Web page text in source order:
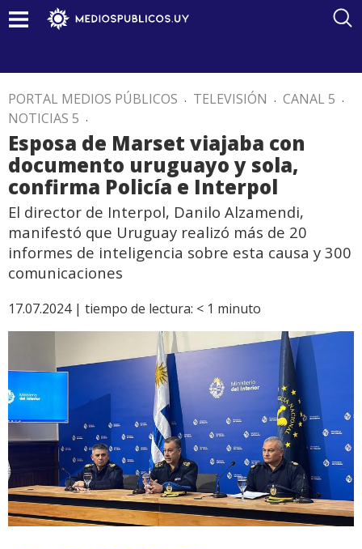
PORTAL MEDIOS PÚBLICOS . TELEVISIÓN . CANAL 5 .
NOTICIAS 5 .
Esposa de Marset viajaba con
documento uruguayo y sola,
confirma Policía e Interpol
El director de Interpol, Danilo Alzamendi,
manifestó que Uruguay realizó más de 20
informes de inteligencia sobre esta causa y 300
comunicaciones
17.07.2024 | tiempo de lectura: < 1 minuto